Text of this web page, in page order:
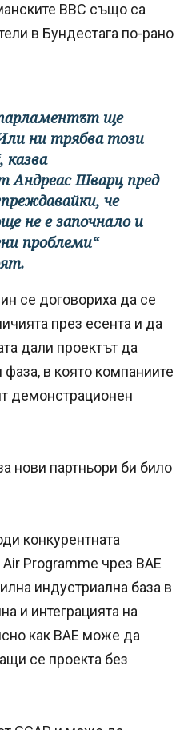
ВВС също са
в Бундестага по-рано
ще
ни трябва този
казва
Андреас Шварц пред
че
не е започнало и
проблеми“
се договориха да се
през есента и да
дали проектът да
в която компаниите
демонстрационен
нови партньори би било
конкурентната
Programme чрез BAE
индустриална база в
и интеграцията на
как BAE може да
се проекта без